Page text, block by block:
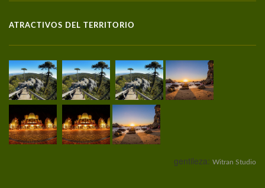
ATRACTIVOS DEL TERRITORIO
gentileza: Witran Studio